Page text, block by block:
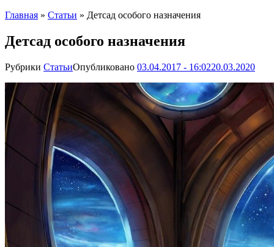
Главная » Статьи » Детсад особого назначения
Детсад особого назначения
Рубрики СтатьиОпубликовано 03.04.2017 - 16:0220.03.2020